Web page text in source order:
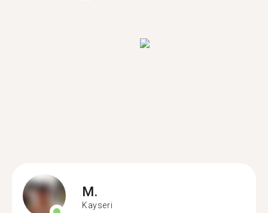
M.
Kayseri